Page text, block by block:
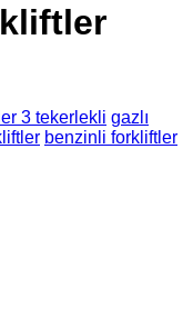
3 tekerlekli gazlı
benzinli forkliftler